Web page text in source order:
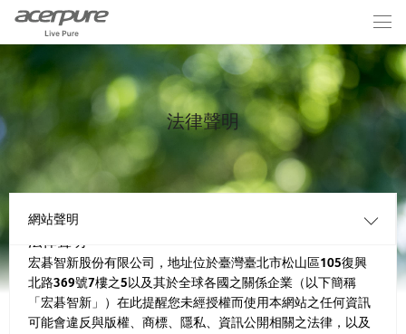
法律聲明
網站聲明
法律聲明
宏碁智新股份有限公司，地址位於臺灣臺北市松山區105復興
北路369號7樓之5以及其於全球各國之關係企業（以下簡稱
「宏碁智新」）在此提醒您未經授權而使用本網站之任何資訊
可能會違反與版權、商標、隱私、資訊公開相關之法律，以及